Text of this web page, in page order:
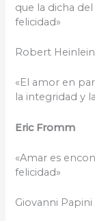
que la dicha
felicidad»
Robert Heinlein
«El amor en
la integridad y
Eric Fromm
«Amar es
felicidad»
Giovanni Papini